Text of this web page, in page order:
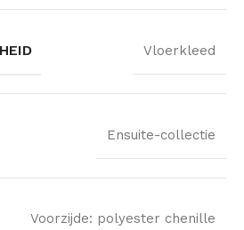
Vloerkleed
Ensuite-collectie
Voorzijde: polyester chenille